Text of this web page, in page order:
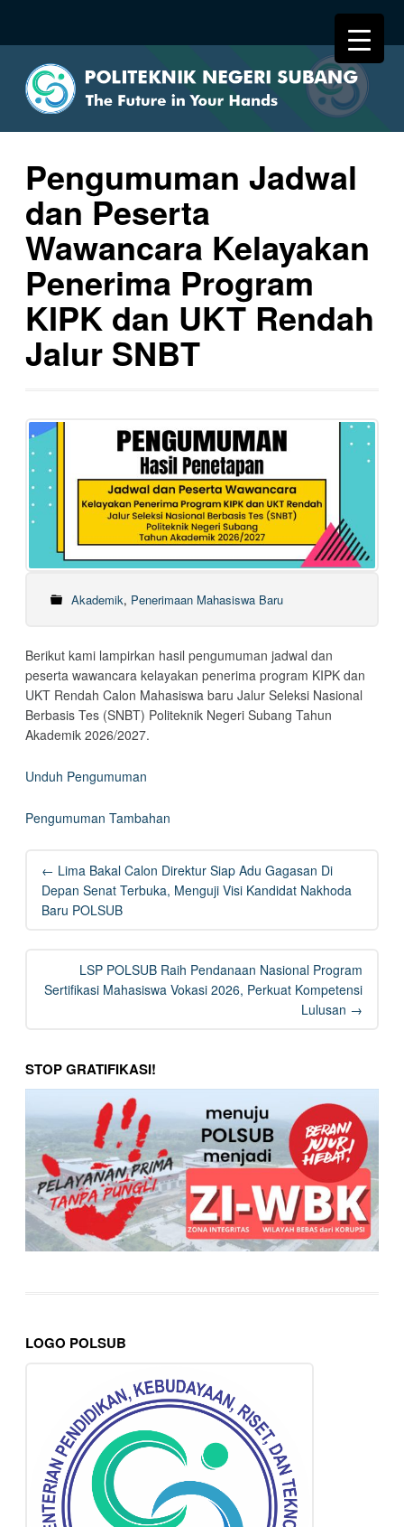
Pengumuman Jadwal
dan Peserta
Wawancara Kelayakan
Penerima Program
KIPK dan UKT Rendah
Jalur SNBT
Akademik, Penerimaan Mahasiswa Baru
Berikut kami lampirkan hasil pengumuman jadwal dan
peserta wawancara kelayakan penerima program KIPK dan
UKT Rendah Calon Mahasiswa baru Jalur Seleksi Nasional
Berbasis Tes (SNBT) Politeknik Negeri Subang Tahun
Akademik 2026/2027.
Unduh Pengumuman
Pengumuman Tambahan
Post
navigation
← Lima Bakal Calon Direktur Siap Adu Gagasan Di
Depan Senat Terbuka, Menguji Visi Kandidat Nakhoda
Baru POLSUB
LSP POLSUB Raih Pendanaan Nasional Program
Sertifikasi Mahasiswa Vokasi 2026, Perkuat Kompetensi
Lulusan →
STOP GRATIFIKASI!
LOGO POLSUB